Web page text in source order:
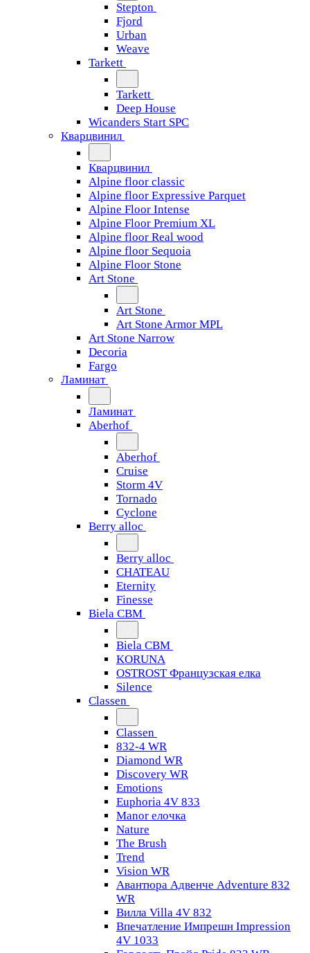
Stepton
Fjord
Urban
Weave
Tarkett
Tarkett
Deep House
Wicanders Start SPC
Кварцвинил
Кварцвинил
Alpine floor classic
Alpine floor Expressive Parquet
Alpine Floor Intense
Alpine Floor Premium XL
Alpine floor Real wood
Alpine floor Sequoia
Alpine Floor Stone
Art Stone
Art Stone
Art Stone Armor MPL
Art Stone Narrow
Decoria
Fargo
Ламинат
Ламинат
Aberhof
Aberhof
Cruise
Storm 4V
Tornado
Сyclone
Berry alloc
Berry alloc
CHATEAU
Eternity
Finesse
Biela CBM
Biela CBM
KORUNA
OSTROST Французская елка
Silence
Classen
Classen
832-4 WR
Diamond WR
Discovery WR
Emotions
Euphoria 4V 833
Manor елочка
Nature
The Brush
Trend
Vision WR
Авантюра Адвенче Adventure 832
WR
Вилла Villa 4V 832
Впечатление Импрешн Impression
4V 1033